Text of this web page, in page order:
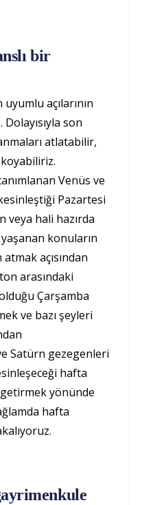
bir
açılarının
son
atlatabilir,
Venüs ve
Pazartesi
veya hali hazırda
konuların
açısından
arasındaki
Çarşamba
ve bazı şeyleri
Satürn gezegenleri
hafta
yönünde
hafta